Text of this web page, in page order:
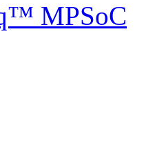
MPSoC